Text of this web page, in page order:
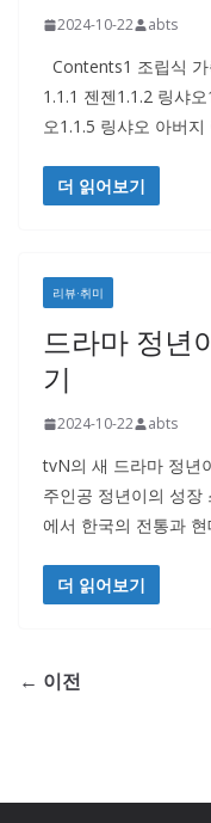
2024-10-22 abts
Contents1 조립식
1.1.1 젠젠1.1.2 링샤
오1.1.5 링샤오 아버
더 읽어보기
리뷰·취미
드라마 정년
기
2024-10-22 abts
tvN의 새 드라마 정년
주인공 정년이의 성장
에서 한국의 전통과
더 읽어보기
← 이전